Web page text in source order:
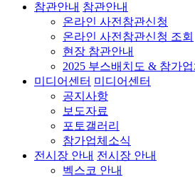
참관안내 참관안내
온라인 사전참관신청
온라인 사전참관신청 조회
현장 참관안내
2025 부스배치도 & 참가
미디어센터 미디어센터
공지사항
보도자료
포토갤러리
참가업체소식
전시장 안내 전시장 안내
벡스코 안내